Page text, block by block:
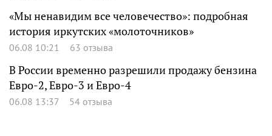
«Мы ненавидим все человечество»: подробная
история иркутских «молоточников»
06.08 10:21 63 отзыва
В России временно разрешили продажу бензина
Евро-2, Евро-3 и Евро-4
06.08 13:37 54 отзыва